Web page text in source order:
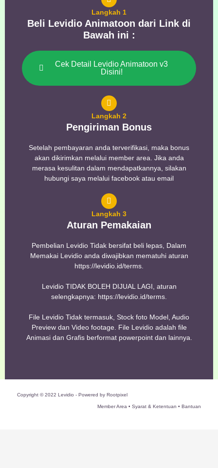
Langkah 1
Beli Levidio Animatoon dari Link di
Bawah ini :
Cek Detail Levidio Animatoon v3
Disini!
Langkah 2
Pengiriman Bonus
Setelah pembayaran anda terverifikasi, maka bonus
akan dikirimkan melalui member area. Jika anda
merasa kesulitan dalam mendapatkannya, silakan
hubungi saya melalui facebook atau email
Langkah 3
Aturan Pemakaian
Pembelian Levidio Tidak bersifat beli lepas, Dalam
Memakai Levidio anda diwajibkan mematuhi aturan
https://levidio.id/terms.
Levidio TIDAK BOLEH DIJUAL LAGI, aturan
selengkapnya: https://levidio.id/terms.
File Levidio Tidak termasuk, Stock foto Model, Audio
Preview dan Video footage. File Levidio adalah file
Animasi dan Grafis berformat powerpoint dan lainnya.
Copyright © 2022 Levidio - Powered by Rootpixel
Member Area • Syarat & Ketentuan • Bantuan